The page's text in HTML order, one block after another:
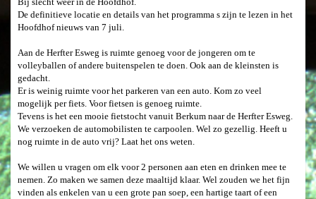
De definitieve locatie en details van het programma s zijn te lezen in het
Hoofdhof nieuws van 7 juli.
Aan de Herfter Esweg is ruimte genoeg voor de jongeren om te
volleyballen of andere buitenspelen te doen. Ook aan de kleinsten is
gedacht.
Er is weinig ruimte voor het parkeren van een auto. Kom zo veel
mogelijk per fiets. Voor fietsen is genoeg ruimte.
Tevens is het een mooie fietstocht vanuit Berkum naar de Herfter Esweg.
We verzoeken de automobilisten te carpoolen. Wel zo gezellig. Heeft u
nog ruimte in de auto vrij? Laat het ons weten.
We willen u vragen om elk voor 2 personen aan eten en drinken mee te
nemen. Zo maken we samen deze maaltijd klaar. Wel zouden we het fijn
vinden als enkelen van u een grote pan soep, een hartige taart of een